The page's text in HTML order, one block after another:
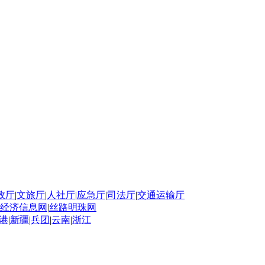
厅|文旅厅| 人社厅|应急厅|司法厅|交通运输厅
济信息网 |丝路明珠网
|新疆|兵团 |云南|浙江